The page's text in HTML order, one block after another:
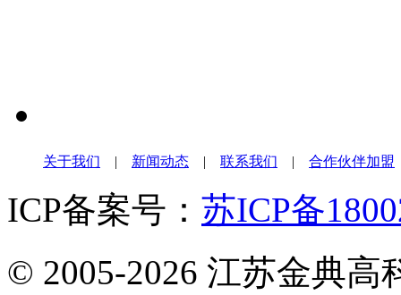
关于我们 | 新闻动态 | 联系我们 | 合作伙伴加盟
ICP备案号： 苏ICP备
© 2005-2026 江苏金典